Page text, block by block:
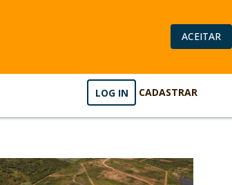
ACEITAR
LOG IN CADASTRAR